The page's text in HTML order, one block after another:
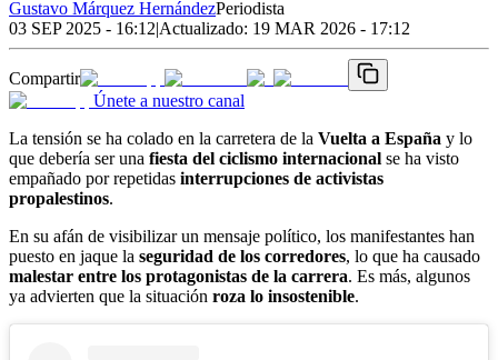
Gustavo Márquez HernándezPeriodista
03 SEP 2025 - 16:12|Actualizado: 19 MAR 2026 - 17:12
Compartir
Únete a nuestro canal
La tensión se ha colado en la carretera de la Vuelta a España y lo
que debería ser una fiesta del ciclismo internacional se ha visto
empañado por repetidas interrupciones de activistas
propalestinos.
En su afán de visibilizar un mensaje político, los manifestantes han
puesto en jaque la seguridad de los corredores, lo que ha causado
malestar entre los protagonistas de la carrera. Es más, algunos
ya advierten que la situación roza lo insostenible.